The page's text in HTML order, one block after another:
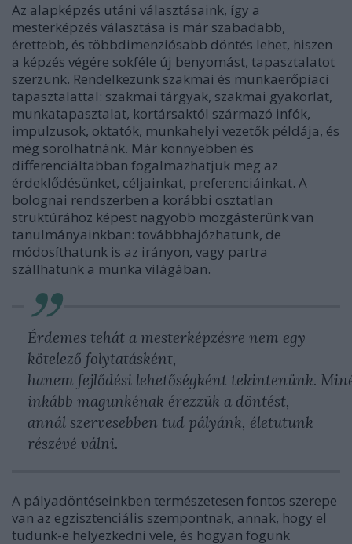
Az alapképzés utáni választásaink, így a
mesterképzés választása is már szabadabb,
érettebb, és többdimenziósabb döntés lehet, hiszen
a képzés végére sokféle új benyomást, tapasztalatot
szerzünk. Rendelkezünk szakmai és munkaerőpiaci
tapasztalattal: szakmai tárgyak, szakmai gyakorlat,
munkatapasztalat, kortársaktól származó infók,
impulzusok, oktatók, munkahelyi vezetők példája, és
még sorolhatnánk. Már könnyebben és
differenciáltabban fogalmazhatjuk meg az
érdeklődésünket, céljainkat, preferenciáinkat. A
bolognai rendszerben a korábbi osztatlan
struktúrához képest nagyobb mozgásterünk van
tanulmányainkban: továbbhajózhatunk, de
módosíthatunk is az irányon, vagy partra
szállhatunk a munka világában.
Érdemes tehát a mesterképzésre nem egy
kötelező folytatásként,
hanem fejlődési lehetőségként tekintenünk.
inkább magunkénak érezzük a döntést,
annál szervesebben tud pályánk, életutunk
részévé válni.
A pályadöntéseinkben természetesen fontos szerepe
van az egzisztenciális szempontnak, annak, hogy el
tudunk-e helyezkedni vele, és hogyan fogunk